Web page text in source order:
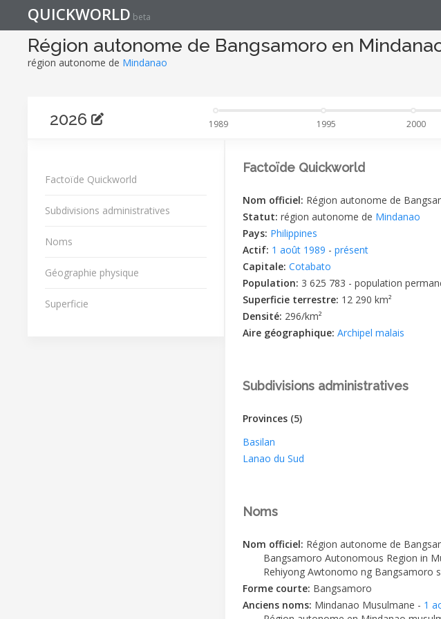
QUICKWORLD beta
Région autonome de Bangsamoro en
région autonome de Mindanao
2026 1989 1995 2000
Factoïde Quickworld
Subdivisions administratives
Noms
Géographie physique
Superficie
Factoïde Quickworld
Nom officiel: Région autonome de
Statut: région autonome de Mindanao
Pays: Philippines
Actif: 1 août 1989 - présent
Capitale: Cotabato
Population: 3 625 783 - population
Superficie terrestre: 12 290 km²
Densité: 296/km²
Aire géographique: Archipel malais
Subdivisions administratives
Provinces (5)
Basilan
Lanao du Sud
Noms
Nom officiel: Région autonome de
Bangsamoro Autonomous Region in
Rehiyong Awtonomo ng Bangsamoro
Forme courte: Bangsamoro
Anciens noms: Mindanao Musulmane - 1